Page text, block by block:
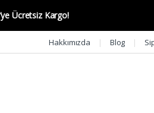
Ücretsiz Kargo!
Hakkımızda Blog